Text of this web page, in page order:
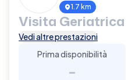
1.7 km
Visita Geriatrica
Vedi altre prestazioni
Prima disponibilità
-